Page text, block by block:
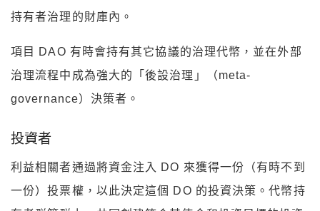
持有者治理的財庫內。
項目 DAO 有時會持有其它協議的治理代幣，並在外部
治理流程中成為強大的「後設治理」（meta-
governance）決策者。
投資者
利益相關者通過將資金注入 DO 來獲得一份（有時不到
一份）投票權，以此決定這個 DO 的投資決策。代幣持